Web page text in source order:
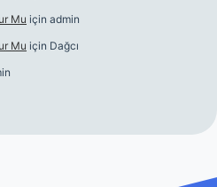
Mu için admin
Mu için Dağcı